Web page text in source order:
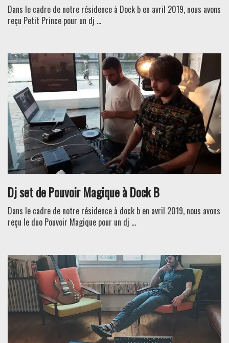
Dans le cadre de notre résidence à Dock b en avril 2019, nous avons
reçu Petit Prince pour un dj ...
Dj set de Pouvoir Magique à Dock B
Dans le cadre de notre résidence à dock b en avril 2019, nous avons
reçu le duo Pouvoir Magique pour un dj ...